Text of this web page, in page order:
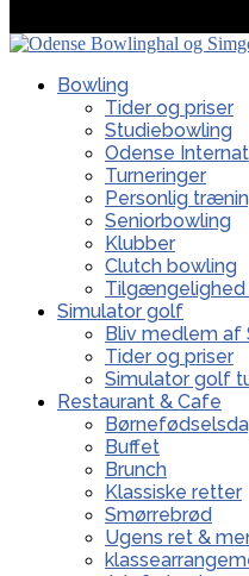
Bowling
Tider og priser
Studiebowling
Odense
Turneringer
Personlig
Seniorbowling
Klubber
Clutch bowling
Tilgængelighed
Simulator golf
Bliv medlem af
Tider og priser
Simulator golf
Restaurant & Cafe
Buffet
Brunch
Klassiske retter
Smørrebrød
Ugens ret &